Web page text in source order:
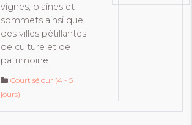
vignes, plaines et
sommets ainsi que
des villes pétillantes
de culture et de
patrimoine.
Court séjour (4 - 5
jours)